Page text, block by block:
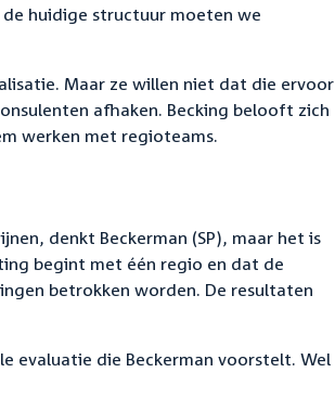
huidige structuur moeten we
Maar ze willen niet dat die ervoor
afhaken. Becking belooft zich
werken met regioteams.
denkt Beckerman (SP), maar het is
begint met één regio en dat de
betrokken worden. De resultaten
evaluatie die Beckerman voorstelt. Wel